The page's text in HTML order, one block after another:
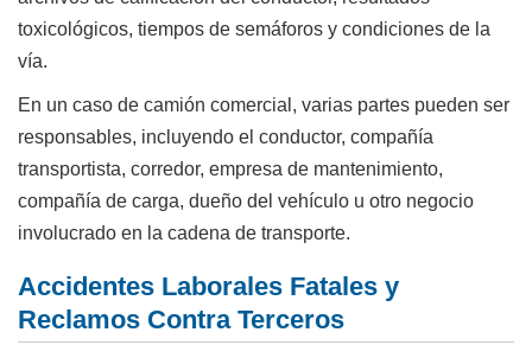
toxicológicos, tiempos de semáforos y condiciones de la
vía.
En un caso de camión comercial, varias partes pueden ser
responsables, incluyendo el conductor, compañía
transportista, corredor, empresa de mantenimiento,
compañía de carga, dueño del vehículo u otro negocio
involucrado en la cadena de transporte.
Accidentes Laborales Fatales y
Reclamos Contra Terceros